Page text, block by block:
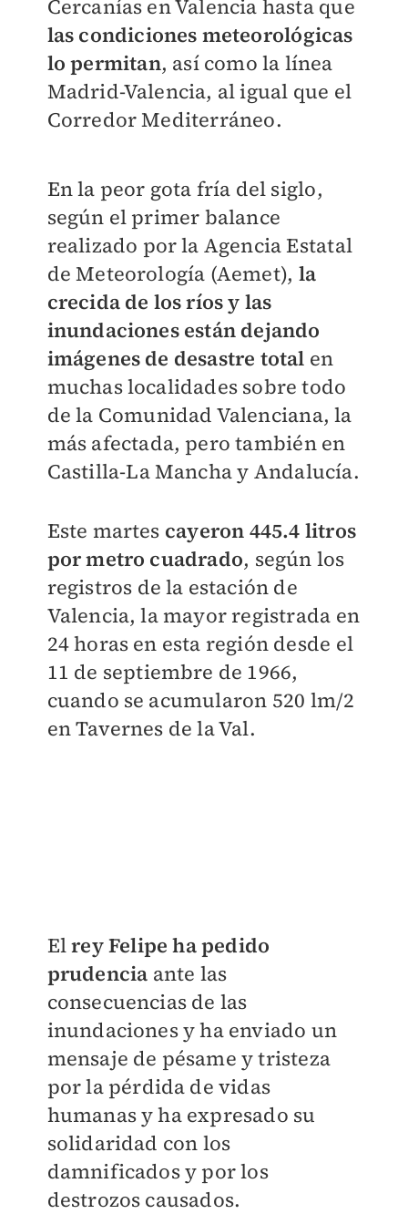
Cercanías en Valencia hasta que
las condiciones meteorológicas
lo permitan, así como la línea
Madrid-Valencia, al igual que el
Corredor Mediterráneo.
En la peor gota fría del siglo,
según el primer balance
realizado por la Agencia Estatal
de Meteorología (Aemet), la
crecida de los ríos y las
inundaciones están dejando
imágenes de desastre total en
muchas localidades sobre todo
de la Comunidad Valenciana, la
más afectada, pero también en
Castilla-La Mancha y Andalucía.
Este martes cayeron 445.4 litros
por metro cuadrado, según los
registros de la estación de
Valencia, la mayor registrada en
24 horas en esta región desde el
11 de septiembre de 1966,
cuando se acumularon 520 lm/2
en Tavernes de la Val.
Elrey Felipe ha pedido
prudencia ante las
consecuencias de las
inundaciones y ha enviado un
mensaje de pésame y tristeza
por la pérdida de vidas
humanas y ha expresado su
solidaridad con los
damnificados y por los
destrozos causados.